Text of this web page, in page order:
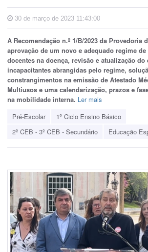
30 de março de 2023 11:43:00
A Recomendação n.º 1/B/2023 da Provedoria
aprovação de um novo e adequado regime
docentes na doença, revisão e atualização do
incapacitantes abrangidas pelo regime,
constrangimentos na emissão de Atestado
Multiusos e uma calendarização, prazos e
na mobilidade interna. Ler mais
Pré-Escolar
1º Ciclo Ensino Básico
2º CEB - 3º CEB - Secundário
Educação